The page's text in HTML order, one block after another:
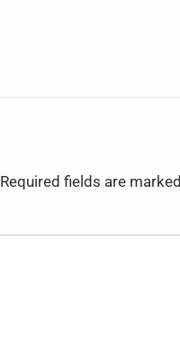
Required fields are marked